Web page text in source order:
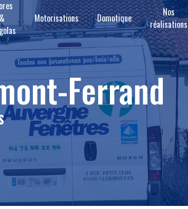
&
Motorisations Domotique
Nos
réalisations
Ferrand